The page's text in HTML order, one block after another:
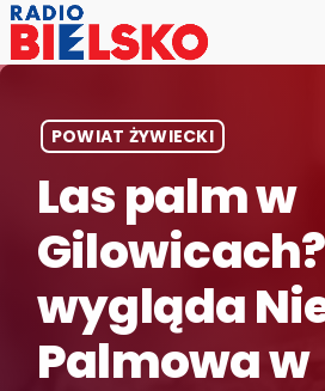
POWIAT ŻYWIECKI
Las palm w
wygląda
Palmowa w